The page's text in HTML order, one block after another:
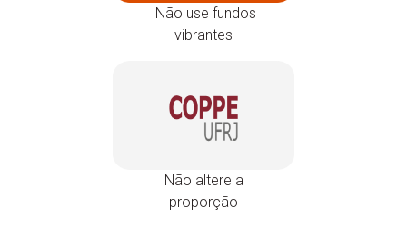
Não use fundos
vibrantes
Não altere a
proporção